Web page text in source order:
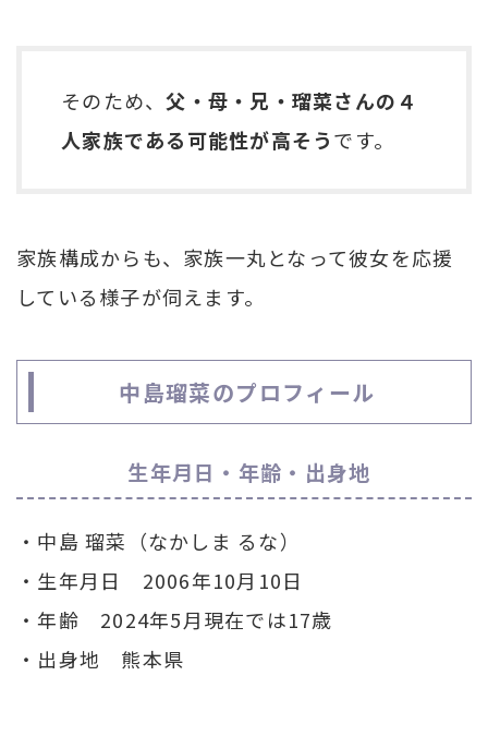
そのため、父・母・兄・瑠菜さんの４
人家族である可能性が高そうです。
家族構成からも、家族一丸となって彼女を応援
している様子が伺えます。
中島瑠菜のプロフィール
生年月日・年齢・出身地
・中島 瑠菜（なかしま るな）
・生年月日 2006年10月10日
・年齢 2024年5月現在では17歳
・出身地 熊本県